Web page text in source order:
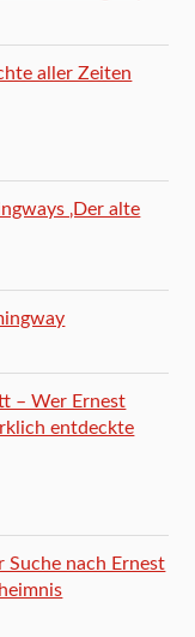
aller Zeiten
‚Der alte
– Wer Ernest
entdeckte
Suche nach Ernest